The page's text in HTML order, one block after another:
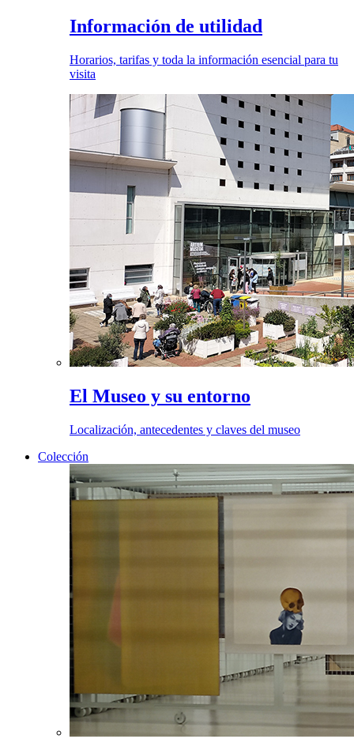
Información de utilidad
Horarios, tarifas y toda la información esencial para tu
visita
El Museo y su entorno
Localización, antecedentes y claves del museo
Colección